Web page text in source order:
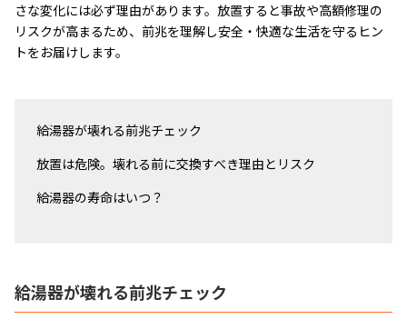
さな変化には必ず理由があります。放置すると事故や高額修理の
リスクが高まるため、前兆を理解し安全・快適な生活を守るヒン
トをお届けします。
給湯器が壊れる前兆チェック
放置は危険。壊れる前に交換すべき理由とリスク
給湯器の寿命はいつ？
給湯器が壊れる前兆チェック